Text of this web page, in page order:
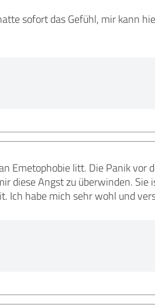
sofort das Gefühl, mir kann
Emetophobie litt. Die Panik vor
diese Angst zu überwinden. Sie
Ich habe mich sehr wohl und